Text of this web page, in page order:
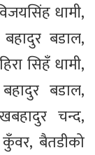
धामी,
बडाल,
सिहँ धामी,
बडाल,
चन्द,
बैतडीको